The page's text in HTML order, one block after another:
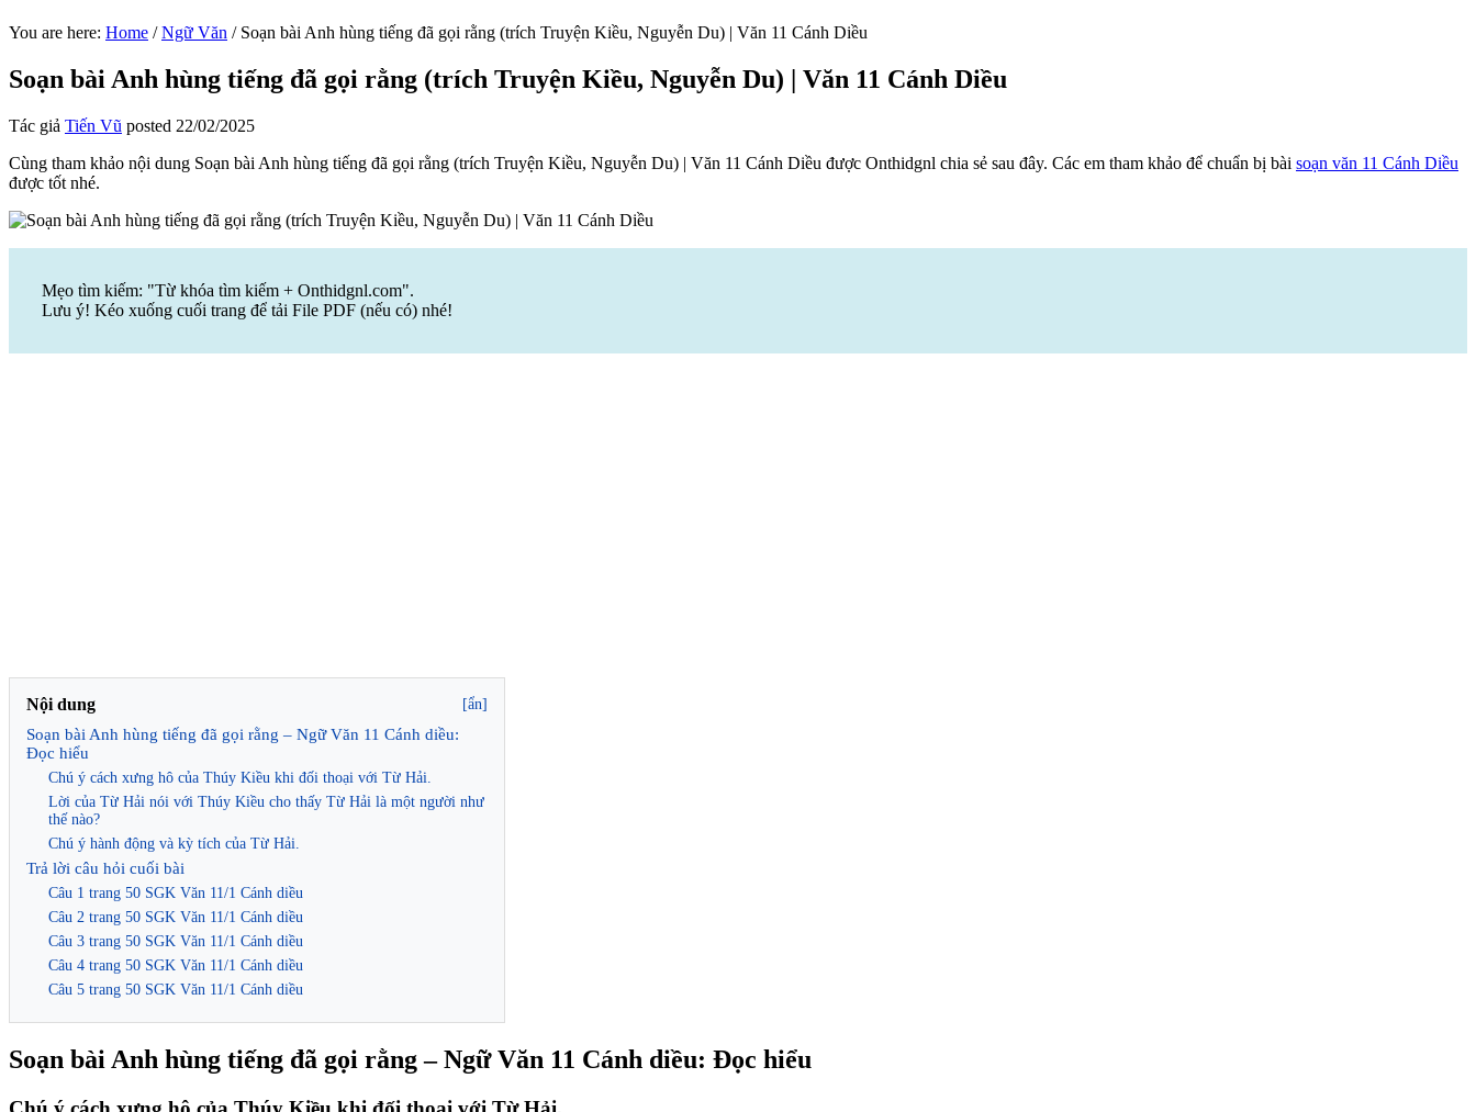
You are here: Home / Ngữ Văn /Soạn bài Anh hùng tiếng đã gọi rằng (trích Truyện Kiều, Nguyễn Du) | Văn 11 Cánh Diều
Soạn bài Anh hùng tiếng đã gọi rằng (trích Truyện Kiều, Nguyễn Du) | Văn 11 Cánh Diều
Tác giả Tiến Vũ posted 22/02/2025
Cùng tham khảo nội dung Soạn bài Anh hùng tiếng đã gọi rằng (trích Truyện Kiều, Nguyễn Du) | Văn 11 Cánh Diều được Onthidgnl chia sẻ sau đây. Các em tham khảo để chuẩn bị bài soạn văn 11 Cánh Diều
được tốt nhé.
Mẹo tìm kiếm: "Từ khóa tìm kiếm + Onthidgnl.com".
Lưu ý! Kéo xuống cuối trang để tải File PDF (nếu có) nhé!
Nội dung [ẩn]
Soạn bài Anh hùng tiếng đã gọi rằng – Ngữ Văn 11 Cánh diều:
Đọc hiểu
Chú ý cách xưng hô của Thúy Kiều khi đối thoại với Từ Hải.
Lời của Từ Hải nói với Thúy Kiều cho thấy Từ Hải là một người như
thế nào?
Chú ý hành động và kỳ tích của Từ Hải.
Trả lời câu hỏi cuối bài
Câu 1 trang 50 SGK Văn 11/1 Cánh diều
Câu 2 trang 50 SGK Văn 11/1 Cánh diều
Câu 3 trang 50 SGK Văn 11/1 Cánh diều
Câu 4 trang 50 SGK Văn 11/1 Cánh diều
Câu 5 trang 50 SGK Văn 11/1 Cánh diều
Soạn bài Anh hùng tiếng đã gọi rằng – Ngữ Văn 11 Cánh diều: Đọc hiểu